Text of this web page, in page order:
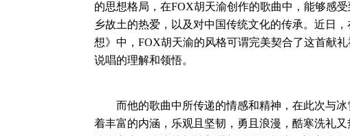
的思想格局，在FOX胡天渝创作的歌曲中，能够感
乡故土的热爱，以及对中国传统文化的传承。近日
想》中，FOX胡天渝的风格可谓完美契合了这首献
说唱的理解和领悟。
而他的歌曲中所传递的情感和精神，在此次与冰
着丰富的内涵，乐观且坚韧，勇且浪漫，酷寒洗礼